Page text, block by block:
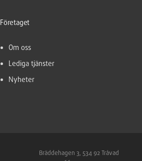
Företaget
Om oss
Lediga tjänster
Nyheter
Bräddehagen 3, 534 92 Tråvad